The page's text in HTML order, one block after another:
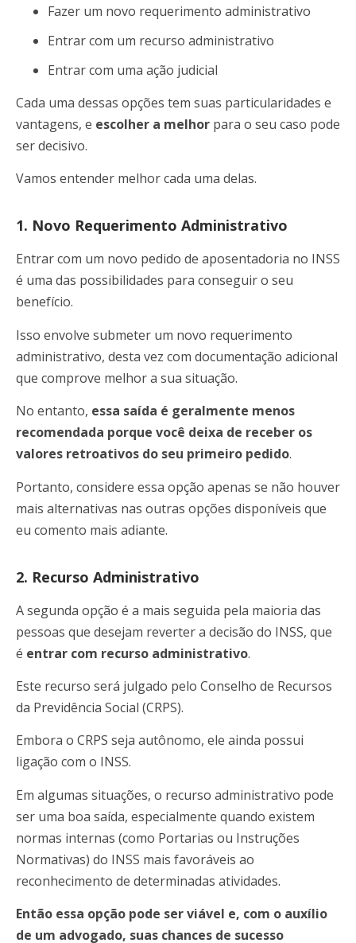
Fazer um novo requerimento administrativo
Entrar com um recurso administrativo
Entrar com uma ação judicial
Cada uma dessas opções tem suas particularidades e
vantagens, e escolher a melhor para o seu caso pode
ser decisivo.
Vamos entender melhor cada uma delas.
1. Novo Requerimento Administrativo
Entrar com um novo pedido de aposentadoria no INSS
é uma das possibilidades para conseguir o seu
benefício.
Isso envolve submeter um novo requerimento
administrativo, desta vez com documentação adicional
que comprove melhor a sua situação.
No entanto, essa saída é geralmente menos
recomendada porque você deixa de receber os
valores retroativos do seu primeiro pedido.
Portanto, considere essa opção apenas se não houver
mais alternativas nas outras opções disponíveis que
eu comento mais adiante.
2. Recurso Administrativo
A segunda opção é a mais seguida pela maioria das
pessoas que desejam reverter a decisão do INSS, que
é entrar com recurso administrativo.
Este recurso será julgado pelo Conselho de Recursos
da Previdência Social (CRPS).
Embora o CRPS seja autônomo, ele ainda possui
ligação com o INSS.
Em algumas situações, o recurso administrativo pode
ser uma boa saída, especialmente quando existem
normas internas (como Portarias ou Instruções
Normativas) do INSS mais favoráveis ao
reconhecimento de determinadas atividades.
Então essa opção pode ser viável e, com o auxílio
de um advogado, suas chances de sucesso